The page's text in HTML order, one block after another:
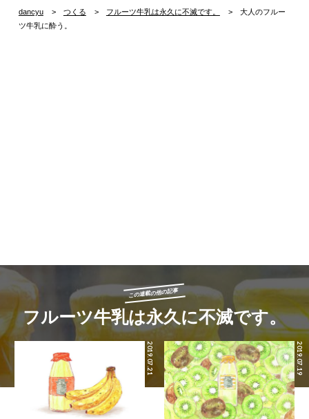
dancyu つくる フルーツ牛乳は永久に不滅です。
大人のフルー
ツ牛乳に酔う。
この連載の他の記事
フルーツ牛乳は永久に不滅です。
2019.07.21 2019.07.19